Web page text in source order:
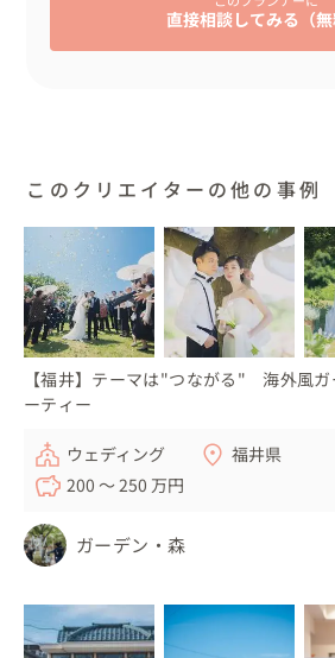
13:30　挙式
15:00　まんじゅうまき
16:00　披露宴スタート
17:00　お色直し
18:30　おひらき
おひらき後は、ゲスト全員がそのまま
ぎわっています
イベントで楽しむもよし♪温泉に入
そのまま参加するのもよし♪
お二人やご家族、そしてゲスト全員
※打合せでお二人は、楽しそうにお
いました
直接相談してみる（無
このクリエイターの他の事例
【福井】テーマは"つながる" 海外風
ーティー
ウェディング
福井県
200 〜 250 万円
ガーデン・森